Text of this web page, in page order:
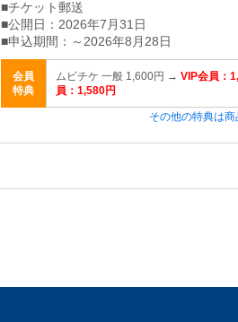
■チケット郵送
■公開日：2026年7月31日
■申込期間：～2026年8月28日
会員
特典
ムビチケ 一般 1,600円 → VIP会員：
員：1,580円
その他の特典は